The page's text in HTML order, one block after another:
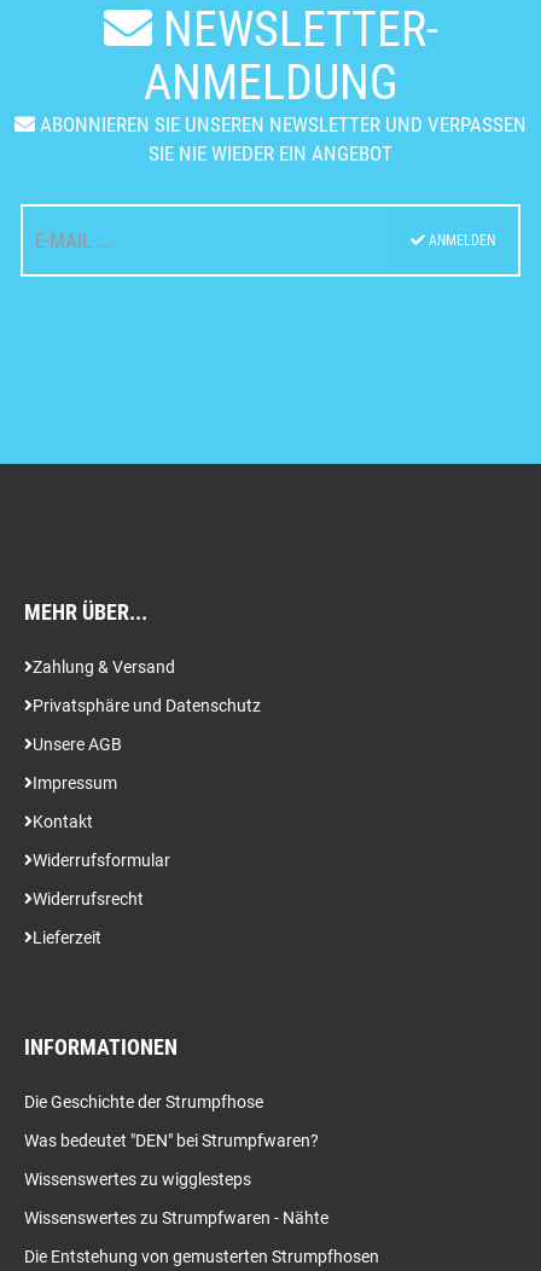
NEWSLETTER-
ANMELDUNG
ABONNIEREN SIE UNSEREN NEWSLETTER UND VERPASSEN
SIE NIE WIEDER EIN ANGEBOT
ANMELDEN
MEHR ÜBER...
Zahlung & Versand
Privatsphäre und Datenschutz
Unsere AGB
Impressum
Kontakt
Widerrufsformular
Widerrufsrecht
Lieferzeit
INFORMATIONEN
Die Geschichte der Strumpfhose
Was bedeutet "DEN" bei Strumpfwaren?
Wissenswertes zu wigglesteps
Wissenswertes zu Strumpfwaren - Nähte
Die Entstehung von gemusterten Strumpfhosen